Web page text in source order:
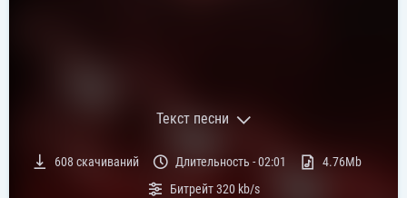
Текст песни
608 скачиваний Длительность -02:01
4.76Mb
Битрейт320 kb/s